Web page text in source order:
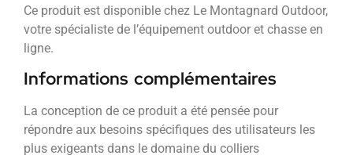
Ce produit est disponible chez Le Montagnard Outdoor,
votre spécialiste de l’équipement outdoor et chasse en
ligne.
Informations complémentaires
La conception de ce produit a été pensée pour
répondre aux besoins spécifiques des utilisateurs les
plus exigeants dans le domaine du colliers